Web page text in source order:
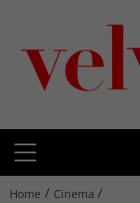
Home / Cinema /